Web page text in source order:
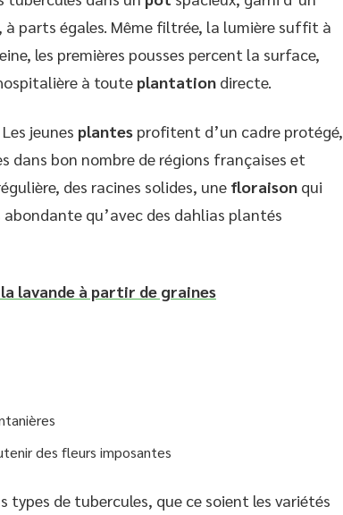
à parts égales. Même filtrée, la lumière suffit à
les premières pousses percent la surface,
à toute plantation directe.
jeunes plantes profitent d’un cadre protégé,
dans bon nombre de régions françaises et
des racines solides, une floraison qui
qu’avec des dahlias plantés
lavande à partir de graines
des fleurs imposantes
types de tubercules, que ce soient les variétés